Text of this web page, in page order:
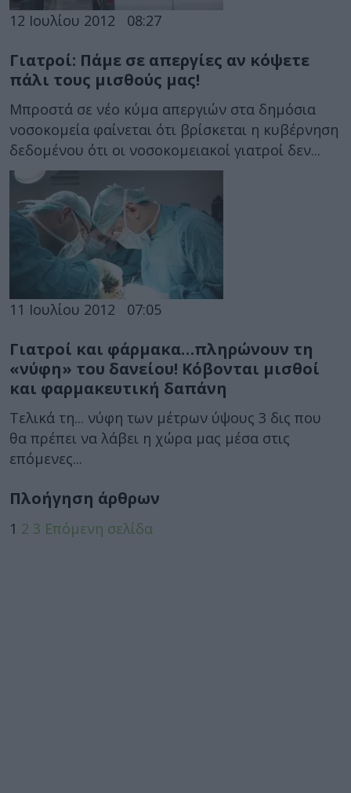
12 Ιουλίου 2012 08:27
Γιατροί: Πάμε σε απεργίες αν κόψετε
πάλι τους μισθούς μας!
Μπροστά σε νέο κύμα απεργιών στα δημόσια
νοσοκομεία φαίνεται ότι βρίσκεται η κυβέρνηση
δεδομένου ότι οι νοσοκομειακοί γιατροί δεν...
11 Ιουλίου 2012 07:05
Γιατροί και φάρμακα…πληρώνουν τη
«νύφη» του δανείου! Κόβονται μισθοί
και φαρμακευτική δαπάνη
Τελικά τη... νύφη των μέτρων ύψους 3 δις που
θα πρέπει να λάβει η χώρα μας μέσα στις
επόμενες...
Πλοήγηση άρθρων
1 2 3 Επόμενη σελίδα